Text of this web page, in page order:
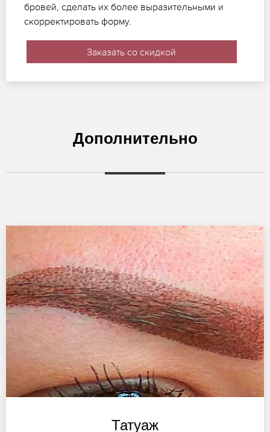
бровей, сделать их более выразительными и
скорректировать форму.
Заказать со скидкой
Дополнительно
Татуаж